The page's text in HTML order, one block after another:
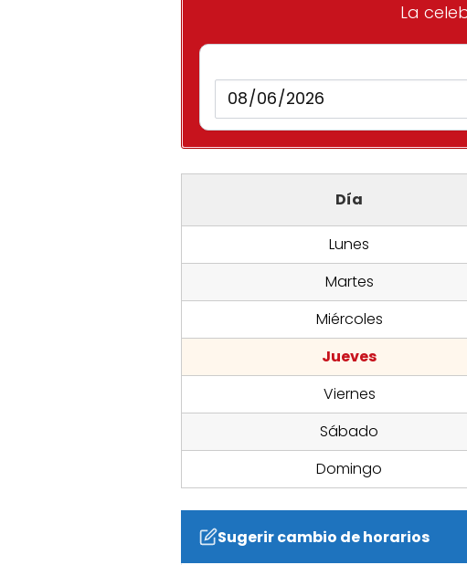
La
Día
Lunes
Martes
Miércoles
Jueves
Viernes
Sábado
Domingo
Sugerir cambio de horarios